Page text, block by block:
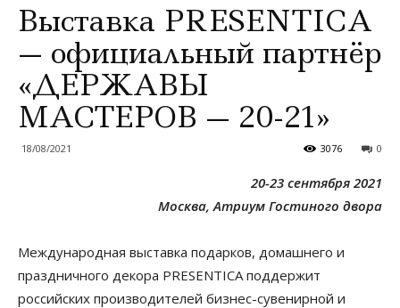
Выставка PRESENTIСA
— официальный партнёр
«ДЕРЖАВЫ
МАСТЕРОВ — 20-21»
18/08/2021 0
3076
20-23 сентября 2021
Москва, Атриум Гостиного двора
Международная выставка подарков, домашнего и
праздничного декора PRESENTIСA поддержит
российских производителей бизнес-сувенирной и